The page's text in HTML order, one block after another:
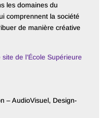
les domaines du
comprennent la société
de manière créative
de l’École Supérieure
– AudioVisuel, Design-